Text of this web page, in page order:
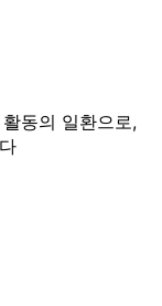
동의 일환으로,